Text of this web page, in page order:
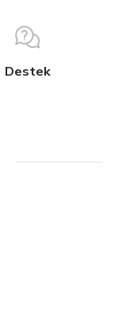
Destek